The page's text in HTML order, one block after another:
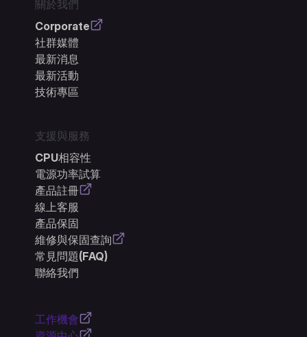
關於我們
Corporate
社群媒體
最新消息
最新活動
技術專區
支援與服務
CPU相容性
電源功率試算
產品註冊
線上客服
產品保固
維修與保固查詢
常見問題(FAQ)
聯絡我們
工作機會